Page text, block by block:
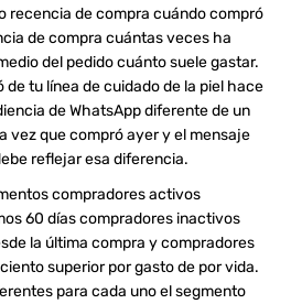
recencia de compra cuándo compró
de compra cuántas veces ha
del pedido cuánto suele gastar.
de tu línea de cuidado de la piel hace
de WhatsApp diferente de un
vez que compró ayer y el mensaje
reflejar esa diferencia.
compradores activos
60 días compradores inactivos
la última compra y compradores
superior por gasto de por vida.
para cada uno el segmento